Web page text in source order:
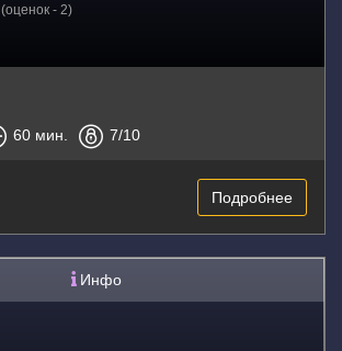
(оценок - 2)
60 мин. 7/10
Подробнее
Инфо